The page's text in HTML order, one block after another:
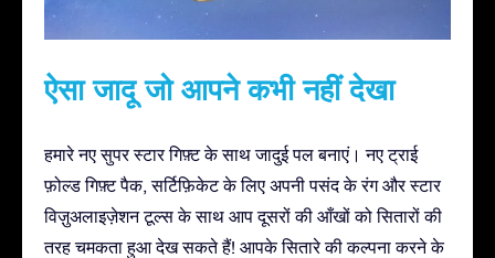
ऐसा जादू जो आपने कभी नहीं देखा
हमारे नए सुपर स्टार गिफ़्ट के साथ जादुई पल बनाएं। नए ट्राई
फ़ोल्ड गिफ़्ट पैक, सर्टिफ़िकेट के लिए अपनी पसंद के रंग और स्टार
विज़ुअलाइज़ेशन टूल्स के साथ आप दूसरों की आँखों को सितारों की
तरह चमकता हुआ देख सकते हैं! आपके सितारे की कल्पना करने के